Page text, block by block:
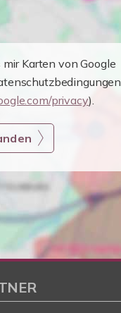
Karten von Google
privacy).